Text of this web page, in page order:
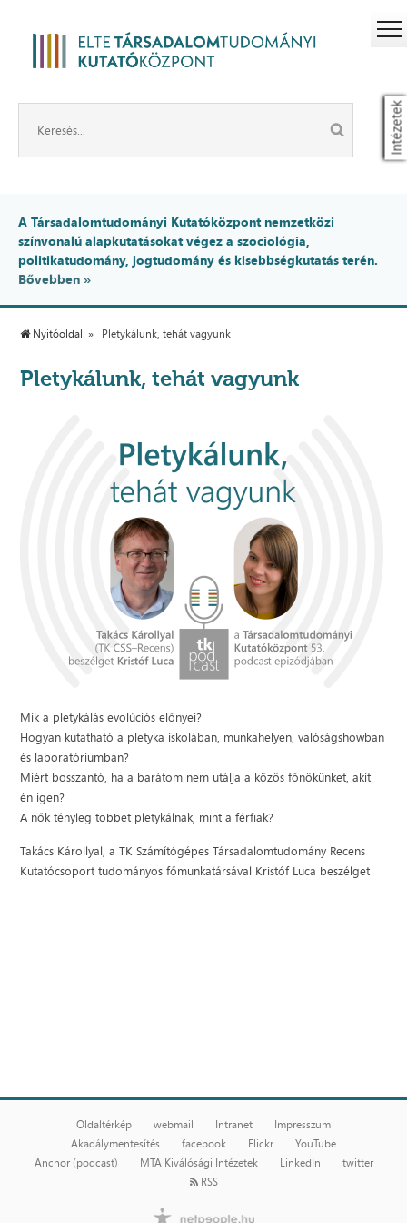
Intézetek
A Társadalomtudományi Kutatóközpont nemzetközi
színvonalú alapkutatásokat végez a szociológia,
politikatudomány, jogtudomány és kisebbségkutatás terén.
Bővebben »
Nyitóoldal Pletykálunk, tehát vagyunk
Pletykálunk, tehát vagyunk
Mik a pletykálás evolúciós előnyei?
Hogyan kutatható a pletyka iskolában, munkahelyen, valóságshowban
és laboratóriumban?
Miért bosszantó, ha a barátom nem utálja a közös főnökünket, akit
én igen?
A nők tényleg többet pletykálnak, mint a férfiak?
Takács Károllyal, a TK Számítógépes Társadalomtudomány Recens
Kutatócsoport tudományos főmunkatársával Kristóf Luca beszélget
Oldaltérkép webmail Intranet
Impresszum
Akadálymentesítés
facebook Flickr
YouTube
Anchor (podcast)
MTA Kiválósági Intézetek LinkedIn
twitter
RSS